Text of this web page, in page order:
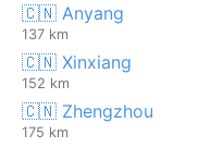
🇨🇳 Anyang
137 km
🇨🇳 Xinxiang
152 km
🇨🇳 Zhengzhou
175 km